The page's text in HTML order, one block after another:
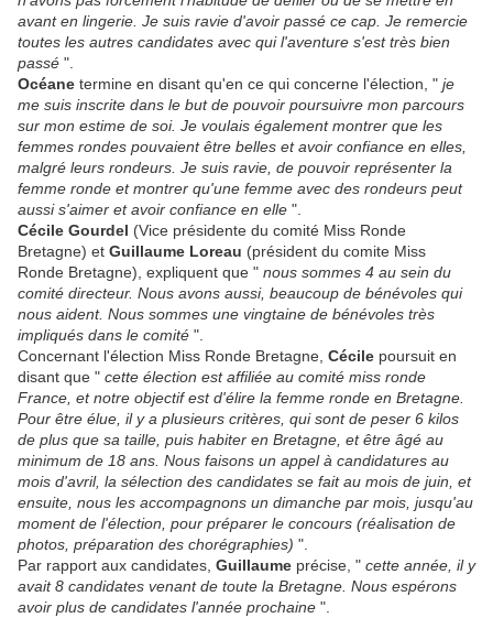
avant en lingerie. Je suis ravie d'avoir passé ce cap. Je remercie
toutes les autres candidates avec qui l'aventure s'est très bien
passé ".
Océane termine en disant qu'en ce qui concerne l'élection, " je
me suis inscrite dans le but de pouvoir poursuivre mon parcours
sur mon estime de soi. Je voulais également montrer que les
femmes rondes pouvaient être belles et avoir confiance en elles,
malgré leurs rondeurs. Je suis ravie, de pouvoir représenter la
femme ronde et montrer qu'une femme avec des rondeurs peut
aussi s'aimer et avoir confiance en elle ".
Cécile Gourdel (Vice présidente du comité Miss Ronde
Bretagne) et Guillaume Loreau (président du comite Miss
Ronde Bretagne), expliquent que " nous sommes 4 au sein du
comité directeur. Nous avons aussi, beaucoup de bénévoles qui
nous aident. Nous sommes une vingtaine de bénévoles très
impliqués dans le comité ".
Concernant l'élection Miss Ronde Bretagne, Cécile poursuit en
disant que " cette élection est affiliée au comité miss ronde
France, et notre objectif est d'élire la femme ronde en Bretagne.
Pour être élue, il y a plusieurs critères, qui sont de peser 6 kilos
de plus que sa taille, puis habiter en Bretagne, et être âgé au
minimum de 18 ans. Nous faisons un appel à candidatures au
mois d'avril, la sélection des candidates se fait au mois de juin, et
ensuite, nous les accompagnons un dimanche par mois, jusqu'au
moment de l'élection, pour préparer le concours (réalisation de
photos, préparation des chorégraphies) ".
Par rapport aux candidates, Guillaume précise, " cette année, il y
avait 8 candidates venant de toute la Bretagne. Nous espérons
avoir plus de candidates l'année prochaine ".